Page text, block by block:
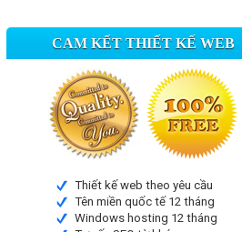
CAM KẾT THIẾT KẾ WEB
Thiết kế web theo yêu cầu
Tên miền quốc tế 12 tháng
Windows hosting 12 tháng